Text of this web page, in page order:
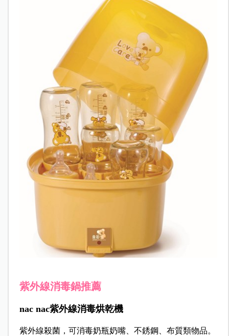
紫外線消毒鍋推薦
nac nac紫外線消毒烘乾機
紫外線殺菌，可消毒奶瓶奶嘴、不銹鋼、布質類物品。